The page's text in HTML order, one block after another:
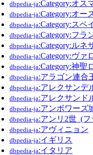
dbpedia-ja:Category:オス
dbpedia-ja:Category:オー
dbpedia-ja:Category:スペ
dbpedia-ja:Category:フラ
dbpedia-ja:Category:ルネ
dbpedia-ja:Category:ヴァ
dbpedia-ja:Category:神聖
dbpedia-ja:アラゴン連合
dbpedia-ja:アレクサンデ
dbpedia-ja:アレクサンド
dbpedia-ja:アンボワーズ
dbpedia-ja:アンリ2世_(
dbpedia-ja:アヴィニョン
dbpedia-ja:イギリス
dbpedia-ja:イタリア